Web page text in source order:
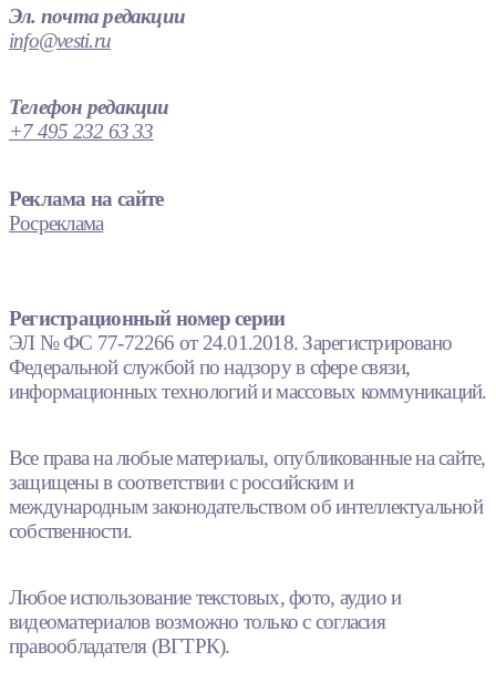
Эл. почта редакции
info@vesti.ru
Телефон редакции
+7 495 232 63 33
Реклама на сайте
Росреклама
Регистрационный номер серии
ЭЛ № ФС 77-72266 от 24.01.2018. Зарегистрировано
Федеральной службой по надзору в сфере связи,
информационных технологий и массовых коммуникаций.
Все права на любые материалы, опубликованные на сайте,
защищены в соответствии с российским и
международным законодательством об интеллектуальной
собственности.
Любое использование текстовых, фото, аудио и
видеоматериалов возможно только с согласия
правообладателя (ВГТРК).